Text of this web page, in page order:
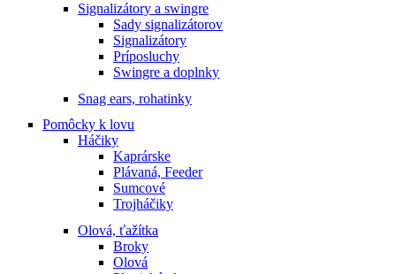
Signalizátory a swingre
Sady signalizátorov
Signalizátory
Príposluchy
Swingre a doplnky
Snag ears, rohatinky
Pomôcky k lovu
Háčiky
Kaprárske
Plávaná, Feeder
Sumcové
Trojháčiky
Olová, ťažítka
Broky
Olová